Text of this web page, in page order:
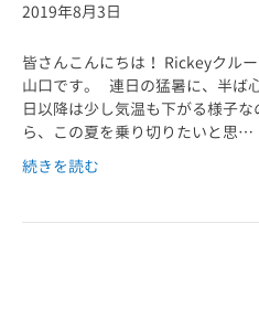
2019年8月3日
皆さんこんにちは！ Rickeyクル
山口です。 連日の猛暑に、半ば
日以降は少し気温も下がる様子
ら、この夏を乗り切りたいと思…
続きを読む